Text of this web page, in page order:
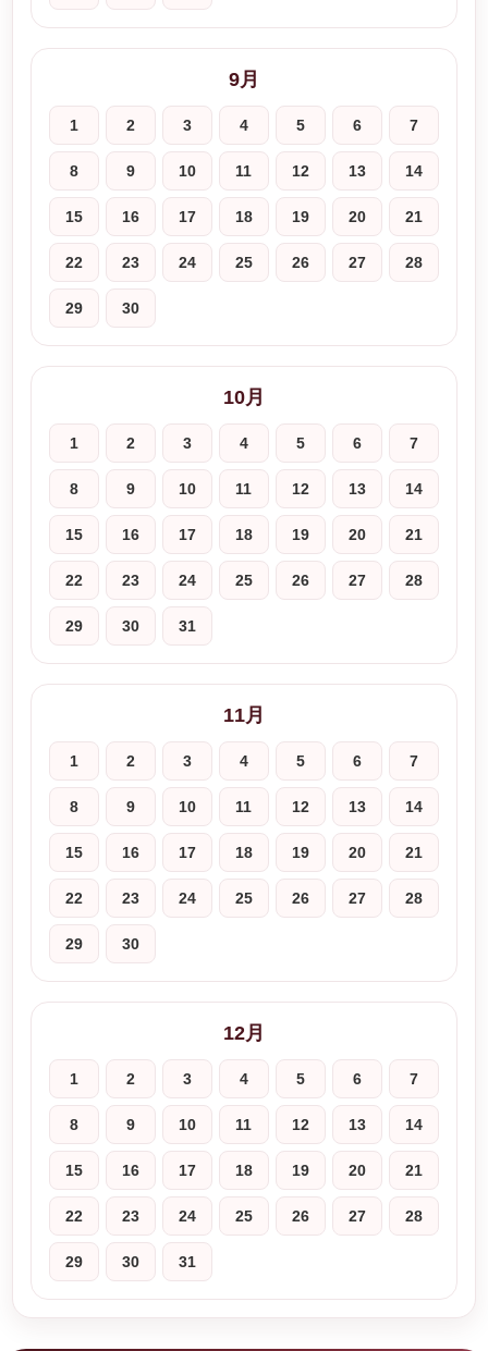
9月
1 2 3 4 5 6 7
8 9 10 11 12 13 14
15 16 17 18 19 20 21
22 23 24 25 26 27 28
29 30
10月
1 2 3 4 5 6 7
8 9 10 11 12 13 14
15 16 17 18 19 20 21
22 23 24 25 26 27 28
29 30 31
11月
1 2 3 4 5 6 7
8 9 10 11 12 13 14
15 16 17 18 19 20 21
22 23 24 25 26 27 28
29 30
12月
1 2 3 4 5 6 7
8 9 10 11 12 13 14
15 16 17 18 19 20 21
22 23 24 25 26 27 28
29 30 31